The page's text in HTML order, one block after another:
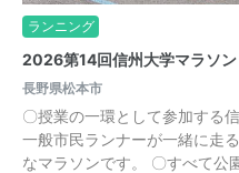
ランニング
2026第14回信州大学マラソン
長野県松本市
〇授業の一環として参加する信
一般市民ランナーが一緒に走
なマラソンです。 〇すべて公